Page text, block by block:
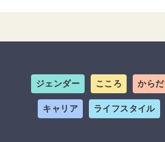
ジェンダー こころ からだ
キャリア ライフスタイル